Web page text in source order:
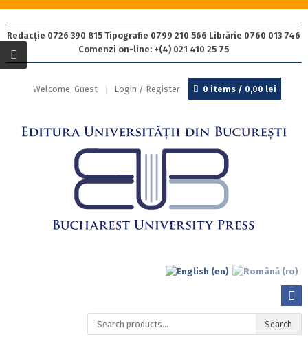
Redacție 0726 390 815 Tipografie 0799 210 566 Librărie 0760 013 746
Comenzi on-line: +(4) 021 410 25 75
Welcome, Guest Login / Register 0 items / 0,00 lei
Search
for:
Search